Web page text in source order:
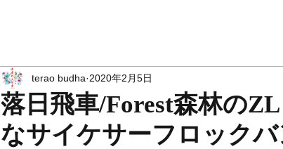
落日飛車/Forest森林の
なサイケサーフロック
terao budha 2020年2月5日